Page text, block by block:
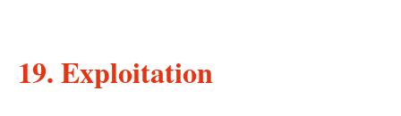
19. Exploitation